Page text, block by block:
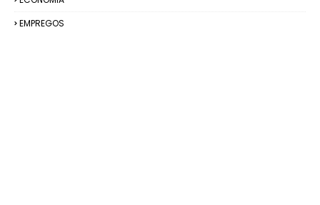
EMPREGOS